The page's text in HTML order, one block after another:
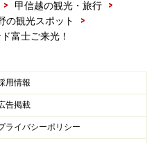
がおすすめ⇒
刹光前寺⇒こち
> 甲信越の観光・旅行
>
の観光スポット
>
富士ご来光！
用情報
告掲載
ライバシーポリシー